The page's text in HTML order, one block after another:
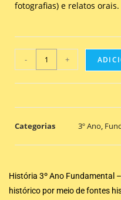
fotografias) e relatos orais.
- +
Categorias 3º Ano,
História 3º Ano Fundamental
histórico por meio de fontes